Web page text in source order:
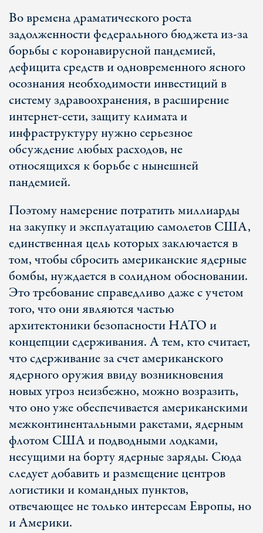
Во времена драматического роста
задолженности федерального бюджета из-за
борьбы с коронавирусной пандемией,
дефицита средств и одновременного ясного
осознания необходимости инвестиций в
систему здравоохранения, в расширение
интернет-сети, защиту климата и
инфраструктуру нужно серьезное
обсуждение любых расходов, не
относящихся к борьбе с нынешней
пандемией.
Поэтому намерение потратить миллиарды
на закупку и эксплуатацию самолетов США,
единственная цель которых заключается в
том, чтобы сбросить американские ядерные
бомбы, нуждается в солидном обосновании.
Это требование справедливо даже с учетом
того, что они являются частью
архитектоники безопасности НАТО и
концепции сдерживания. А тем, кто считает,
что сдерживание за счет американского
ядерного оружия ввиду возникновения
новых угроз неизбежно, можно возразить,
что оно уже обеспечивается американскими
межконтинентальными ракетами, ядерным
флотом США и подводными лодками,
несущими на борту ядерные заряды. Сюда
следует добавить и размещение центров
логистики и командных пунктов,
отвечающее не только интересам Европы, но
и Америки.